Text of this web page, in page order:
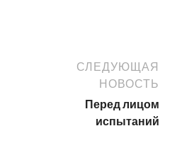
СЛЕДУЮЩАЯ
НОВОСТЬ
Перед лицом
испытаний